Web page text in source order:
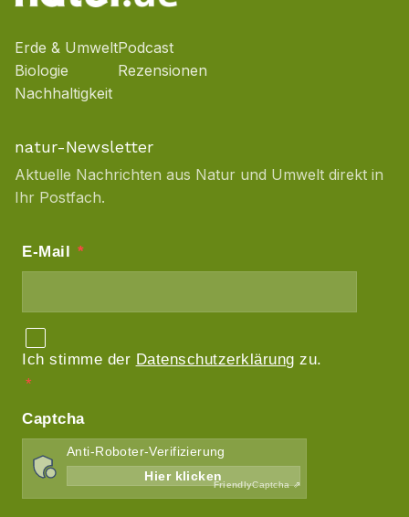
Erde & Umwelt
Biologie
Nachhaltigkeit
Podcast
Rezensionen
natur-Newsletter
Aktuelle Nachrichten aus Natur und Umwelt direkt in
Ihr Postfach.